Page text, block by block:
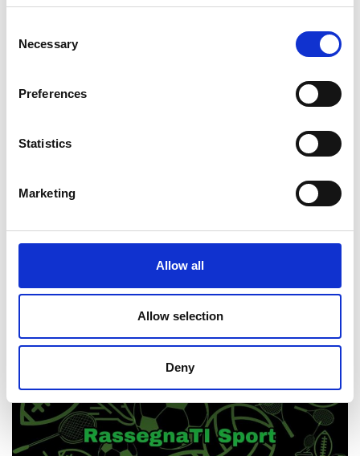
Selection
Necessary
Preferences
Statistics
Marketing
Allow all
Allow selection
Deny
Uscita la nuova puntata